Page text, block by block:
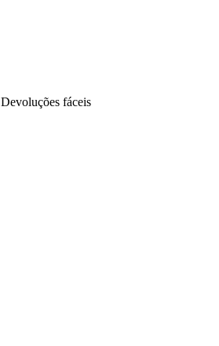
Devoluções fáceis